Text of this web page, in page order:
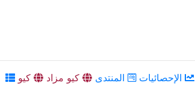
الإحصائيات المنتدى كيو مزاد
كيو